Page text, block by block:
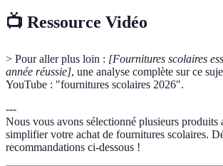
📺 Ressource Vidéo
> Pour aller plus loin : [Fournitures scolaires
année réussie], une analyse complète sur ce
YouTube : "fournitures scolaires 2026".
---
Nous vous avons sélectionné plusieurs produits
simplifier votre achat de fournitures scolaires.
recommandations ci-dessous !